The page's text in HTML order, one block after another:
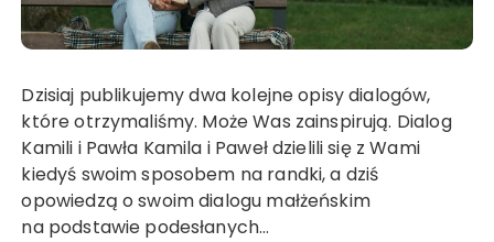
Dzisiaj publikujemy dwa kolejne opisy dialogów,
które otrzymaliśmy. Może Was zainspirują. Dialog
Kamili i Pawła Kamila i Paweł dzielili się z Wami
kiedyś swoim sposobem na randki, a dziś
opowiedzą o swoim dialogu małżeńskim
na podstawie podesłanych…